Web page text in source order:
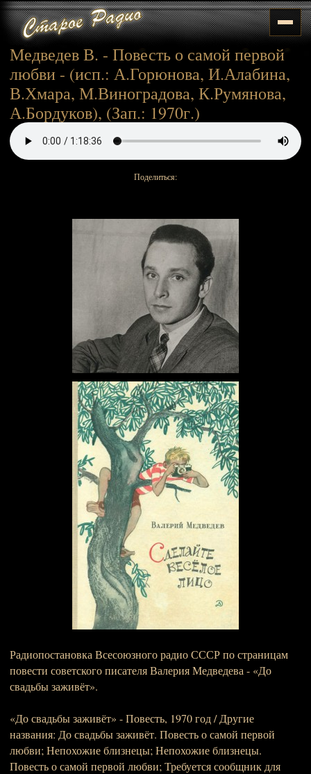
Медведев В. - Повесть о самой первой
любви - (исп.: А.Горюнова, И.Алабина,
В.Хмара, М.Виноградова, К.Румянова,
А.Бордуков), (Зап.: 1970г.)
Поделиться:
Радиопостановка Всесоюзного радио СССР по страницам
повести советского писателя Валерия Медведева - «До
свадьбы заживёт».
«До свадьбы заживёт» - Повесть, 1970 год / Другие
названия: До свадьбы заживёт. Повесть о самой первой
любви; Непохожие близнецы; Непохожие близнецы.
Повесть о самой первой любви; Требуется сообщник для